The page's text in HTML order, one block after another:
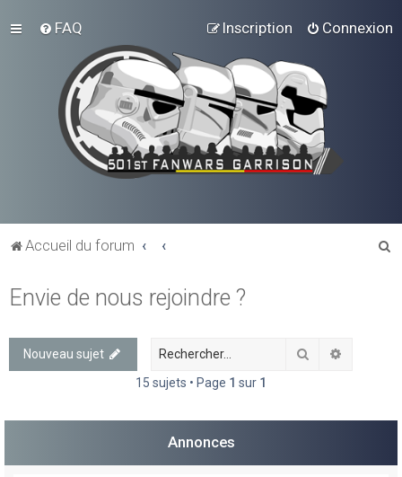
FAQ Connexion
Inscription
Accueil du forum
h
r
Envie de nous rejoindre ?
Nouveau sujet Rechercher
15 sujets • Page 1 sur 1
Annonces